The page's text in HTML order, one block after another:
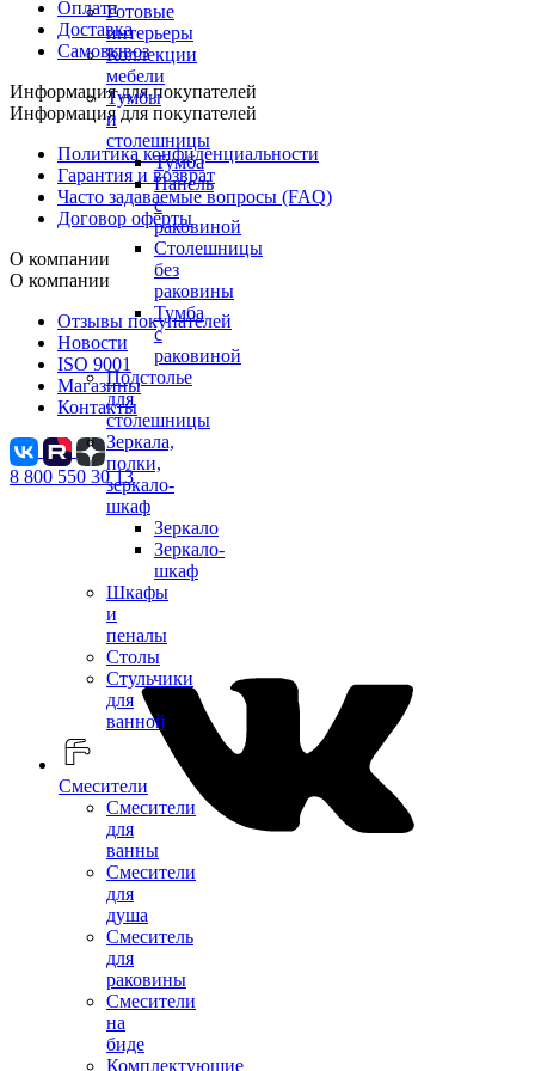
Готовые
интерьеры
Коллекции
мебели
Тумбы
и
столешницы
Тумба
Панель
с
раковиной
Столешницы
без
раковины
Тумба
с
раковиной
Подстолье
для
столешницы
Зеркала,
полки,
зеркало-
шкаф
Зеркало
Зеркало-
шкаф
Шкафы
и
пеналы
Столы
Стульчики
для
ванной
Смесители
Смесители
для
ванны
Смесители
для
душа
Смеситель
для
раковины
Смесители
на
биде
Комплектующие
Оплата
Доставка
Самовывоз
Информация для покупателей
Информация для покупателей
Политика конфиденциальности
Гарантия и возврат
Часто задаваемые вопросы (FAQ)
Договор оферты
О компании
О компании
Отзывы покупателей
Новости
ISO 9001
Магазины
Контакты
8 800 550 30 13